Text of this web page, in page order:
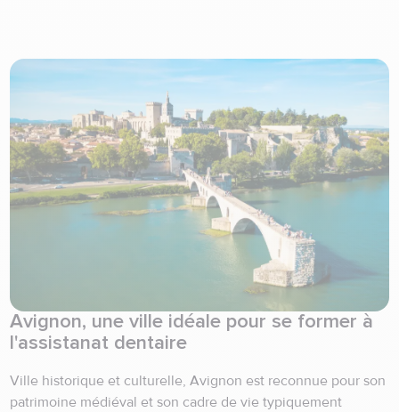
Avignon, une ville idéale pour se former à
l'assistanat dentaire
Ville historique et culturelle, Avignon est reconnue pour son
patrimoine médiéval et son cadre de vie typiquement